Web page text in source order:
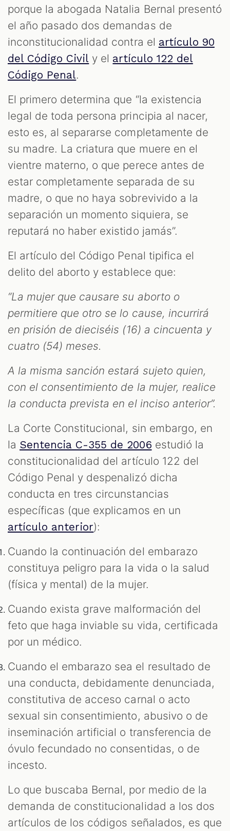
porque la abogada Natalia Bernal presentó
el año pasado dos demandas de
inconstitucionalidad contra el artículo 90
del Código Civil y el artículo 122 del
Código Penal.
El primero determina que “la existencia
legal de toda persona principia al nacer,
esto es, al separarse completamente de
su madre. La criatura que muere en el
vientre materno, o que perece antes de
estar completamente separada de su
madre, o que no haya sobrevivido a la
separación un momento siquiera, se
reputará no haber existido jamás”.
El artículo del Código Penal tipifica el
delito del aborto y establece que:
“La mujer que causare su aborto o
permitiere que otro se lo cause, incurrirá
en prisión de dieciséis (16) a cincuenta y
cuatro (54) meses.
A la misma sanción estará sujeto quien,
con el consentimiento de la mujer, realice
la conducta prevista en el inciso anterior”.
La Corte Constitucional, sin embargo, en
la Sentencia C-355 de 2006 estudió la
constitucionalidad del artículo 122 del
Código Penal y despenalizó dicha
conducta en tres circunstancias
específicas (que explicamos en un
artículo anterior):
Cuando la continuación del embarazo
constituya peligro para la vida o la salud
(física y mental) de la mujer.
Cuando exista grave malformación del
feto que haga inviable su vida, certificada
por un médico.
Cuando el embarazo sea el resultado de
una conducta, debidamente denunciada,
constitutiva de acceso carnal o acto
sexual sin consentimiento, abusivo o de
inseminación artificial o transferencia de
óvulo fecundado no consentidas, o de
incesto.
Lo que buscaba Bernal, por medio de la
demanda de constitucionalidad a los dos
artículos de los códigos señalados, es que